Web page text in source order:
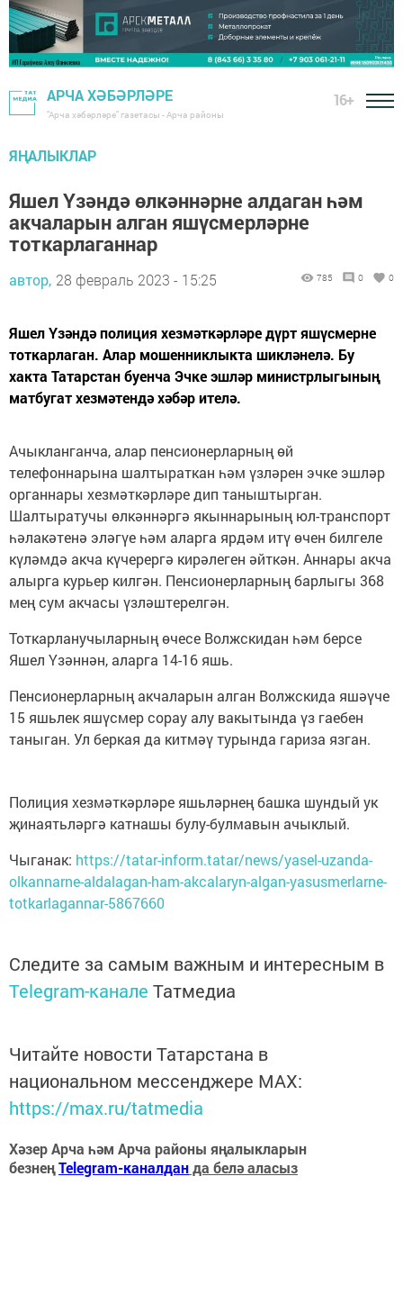
АРЧА ХӘБӘРЛӘРЕ
"Арча хәбәрләре" газетасы - Арча районы
16+
ЯҢАЛЫКЛАР
Яшел Үзәндә өлкәннәрне алдаган һәм
акчаларын алган яшүсмерләрне
тоткарлаганнар
автор, 28 февраль 2023 - 15:25 785 0 0
Яшел Үзәндә полиция хезмәткәрләре дүрт яшүсмерне
тоткарлаган. Алар мошенниклыкта шикләнелә. Бу
хакта Татарстан буенча Эчке эшләр министрлыгының
матбугат хезмәтендә хәбәр ителә.
Ачыкланганча, алар пенсионерларның өй
телефоннарына шалтыраткан һәм үзләрен эчке эшләр
органнары хезмәткәрләре дип таныштырган.
Шалтыратучы өлкәннәргә якыннарының юл-транспорт
һәлакәтенә эләгүе һәм аларга ярдәм итү өчен билгеле
күләмдә акча күчерергә кирәлеген әйткән. Аннары акча
алырга курьер килгән. Пенсионерларның барлыгы 368
мең сум акчасы үзләштерелгән.
Тоткарланучыларның өчесе Волжскидан һәм берсе
Яшел Үзәннән, аларга 14-16 яшь.
Пенсионерларның акчаларын алган Волжскида яшәүче
15 яшьлек яшүсмер сорау алу вакытында үз гаебен
таныган. Ул беркая да китмәү турында гариза язган.
Полиция хезмәткәрләре яшьләрнең башка шундый ук
җинаятьләргә катнашы булу-булмавын ачыклый.
Чыганак: https://tatar-inform.tatar/news/yasel-uzanda-
olkannarne-aldalagan-ham-akcalaryn-algan-yasusmerlarne-
totkarlagannar-5867660
Следите за самым важным и интересным в
Telegram-канале Татмедиа
Читайте новости Татарстана в
национальном мессенджере MАХ:
https://max.ru/tatmedia
Хәзер Арча һәм Арча районы яңалыкларын
безнеңTelegram-каналданда белә аласыз